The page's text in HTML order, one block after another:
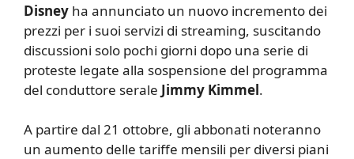
Disney ha annunciato un nuovo incremento dei
prezzi per i suoi servizi di streaming, suscitando
discussioni solo pochi giorni dopo una serie di
proteste legate alla sospensione del programma
del conduttore serale Jimmy Kimmel.
A partire dal 21 ottobre, gli abbonati noteranno
un aumento delle tariffe mensili per diversi piani